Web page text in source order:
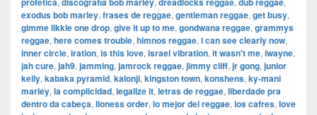
exodus bob marley, frases de reggae, gentleman reggae, get busy,
gimme likkle one drop, give it up to me, gondwana reggae, grammys
reggae, here comes trouble, himnos reggae, i can see clearly now,
inner circle, iration, is this love, israel vibration, it wasn't me, iwayne,
jah cure, jah9, jamming, jamrock reggae, jimmy cliff, jr gong, junior
kelly, kabaka pyramid, kalonji, kingston town, konshens, ky-mani
marley, la complicidad, legalize it, letras de reggae, liberdade pra
dentro da cabeça, lioness order, lo mejor del reggae, los cafres, love